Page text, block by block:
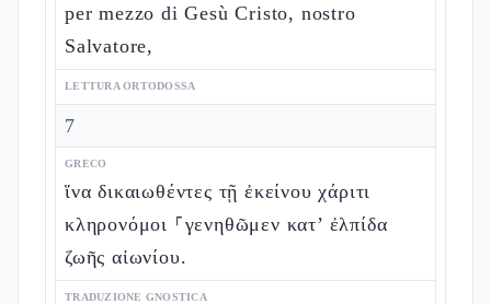
per mezzo di Gesù Cristo, nostro
Salvatore,
LETTURA ORTODOSSA
7
GRECO
ἵνα δικαιωθέντες τῇ ἐκείνου χάριτι
κληρονόμοι ⸀γενηθῶμεν κατ’ ἐλπίδα
ζωῆς αἰωνίου.
TRADUZIONE GNOSTICA